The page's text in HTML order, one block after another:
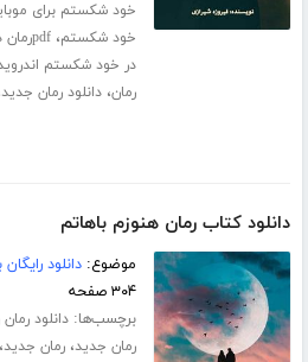
خود شکستم برای
خود شکستم،pdfرمان در خود شکستم کامل
در خود شکستم
رمان،دانلود رمان جدید
دانلود کتاب رمان هنوزم باهاتم
موضوع:دانلود
۳۰۴ صفحه
برچسب‌ها:دانلود رمان
رمان جدید،رمان جدید